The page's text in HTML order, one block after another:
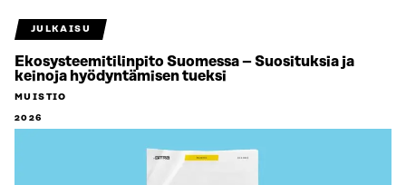
JULKAISU
Ekosysteemitilinpito Suomessa – Suosituksia ja
keinoja hyödyntämisen tueksi
MUISTIO
2026